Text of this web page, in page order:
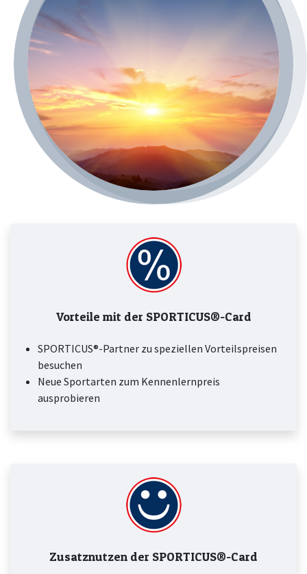
Vorteile mit der SPORTICUS®-Card
SPORTICUS®-Partner zu speziellen Vorteilspreisen
besuchen
Neue Sportarten zum Kennenlernpreis
ausprobieren
Zusatznutzen der SPORTICUS®-Card